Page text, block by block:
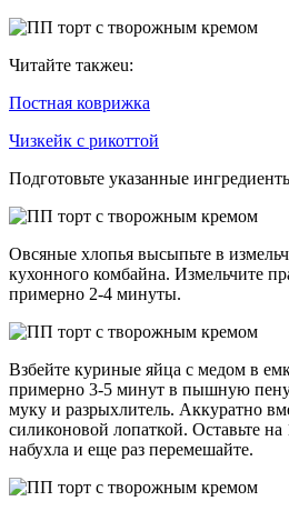
Читайте такжеu:
Постная коврижка
Чизкейк с рикоттой
Подготовьте указанные
Овсяные хлопья высыпьте в
кухонного комбайна. Измельчите
примерно 2-4 минуты.
Взбейте куриные яйца с медом в
примерно 3-5 минут в пышную
муку и разрыхлитель. Аккуратно
силиконовой лопаткой. Оставьте
набухла и еще раз перемешайте.